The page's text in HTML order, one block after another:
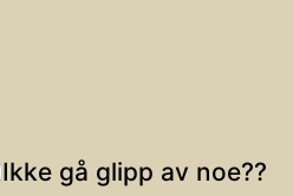
Ikke gå glipp av noe??